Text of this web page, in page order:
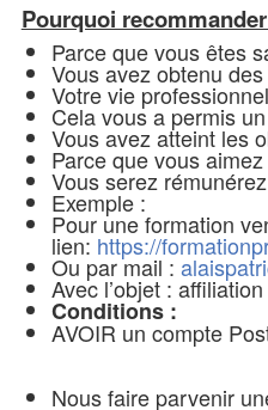
Pourquoi
Parce que vous êtes
Vous avez obtenu
Votre vie
Cela vous a permis
Vous avez atteint les
Parce que vous
Vous serez
Exemple :
Pour une formation
lien: https://
Ou par mail :
Avec l’objet :
Conditions :
AVOIR un compte
Nous faire parvenir